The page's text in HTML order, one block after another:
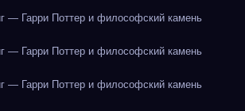
— Гарри Поттер и философский камень
— Гарри Поттер и философский камень
— Гарри Поттер и философский камень